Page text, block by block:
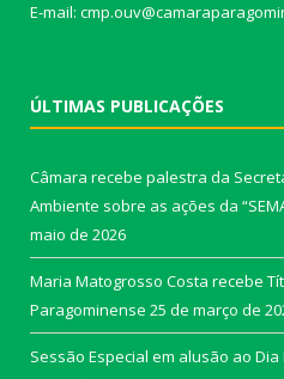
E-mail:
ÚLTIMAS PUBLICAÇÕES
Câmara recebe palestra da
Ambiente sobre as ações da
maio de 2026
Maria Matogrosso Costa recebe
Paragominense 25 de março de
Sessão Especial em alusão ao